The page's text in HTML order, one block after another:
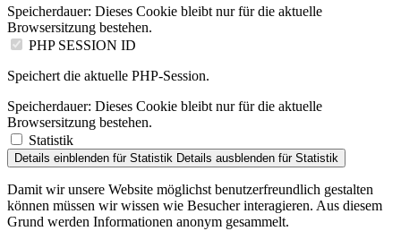
Speicherdauer: Dieses Cookie bleibt nur für die aktuelle
Browsersitzung bestehen.
PHP SESSION ID
Speichert die aktuelle PHP-Session.
Speicherdauer: Dieses Cookie bleibt nur für die aktuelle
Browsersitzung bestehen.
Statistik
Details einblenden für Statistik Details ausblenden für Statistik
Damit wir unsere Website möglichst benutzerfreundlich gestalten
können müssen wir wissen wie Besucher interagieren. Aus diesem
Grund werden Informationen anonym gesammelt.